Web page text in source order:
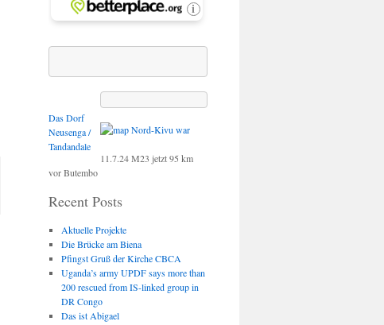
Das Dorf
Neusenga /
Tandandale
11.7.24 M23 jetzt 95 km
vor Butembo
Recent Posts
Aktuelle Projekte
Die Brücke am Biena
Pfingst Gruß der Kirche CBCA
Uganda’s army UPDF says more than
200 rescued from IS-linked group in
DR Congo
Das ist Abigael